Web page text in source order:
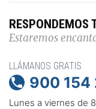
RESPONDEMOS
Estaremos
LLÁMANOS GRATIS
 900 154
Lunes a viernes de